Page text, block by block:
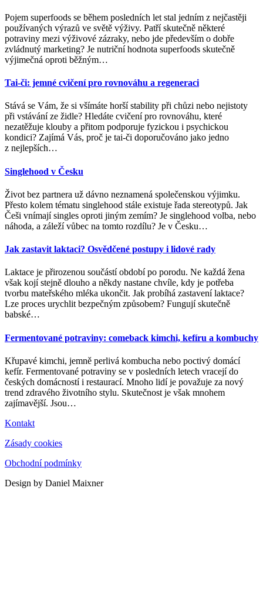
Pojem superfoods se během posledních let stal jedním z nejčastěji
používaných výrazů ve světě výživy. Patří skutečně některé
potraviny mezi výživové zázraky, nebo jde především o dobře
zvládnutý marketing? Je nutriční hodnota superfoods skutečně
výjimečná oproti běžným…
Tai-či: jemné cvičení pro rovnováhu a regeneraci
Stává se Vám, že si všímáte horší stability při chůzi nebo nejistoty
při vstávání ze židle? Hledáte cvičení pro rovnováhu, které
nezatěžuje klouby a přitom podporuje fyzickou i psychickou
kondici? Zajímá Vás, proč je tai-či doporučováno jako jedno
z nejlepších…
Singlehood v Česku
Život bez partnera už dávno neznamená společenskou výjimku.
Přesto kolem tématu singlehood stále existuje řada stereotypů. Jak
Češi vnímají singles oproti jiným zemím? Je singlehood volba, nebo
náhoda, a záleží vůbec na tomto rozdílu? Je v Česku…
Jak zastavit laktaci? Osvědčené postupy i lidové rady
Laktace je přirozenou součástí období po porodu. Ne každá žena
však kojí stejně dlouho a někdy nastane chvíle, kdy je potřeba
tvorbu mateřského mléka ukončit. Jak probíhá zastavení laktace?
Lze proces urychlit bezpečným způsobem? Fungují skutečně
babské…
Fermentované potraviny: comeback kimchi, kefíru a kombuchy
Křupavé kimchi, jemně perlivá kombucha nebo poctivý domácí
kefír. Fermentované potraviny se v posledních letech vracejí do
českých domácností i restaurací. Mnoho lidí je považuje za nový
trend zdravého životního stylu. Skutečnost je však mnohem
zajímavější. Jsou…
Kontakt
Zásady cookies
Obchodní podmínky
Design by Daniel Maixner